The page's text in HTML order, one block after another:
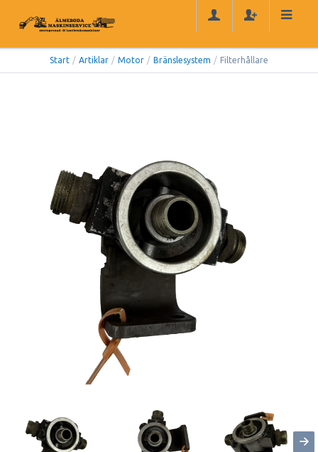
Start / Artiklar / Motor / Bränslesystem / Filterhållare